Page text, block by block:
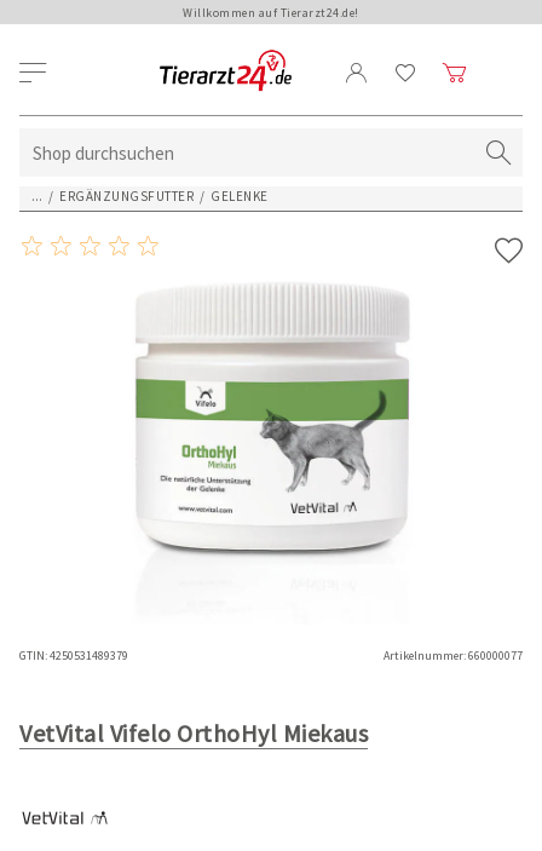
Willkommen auf Tierarzt24.de!
... / ERGÄNZUNGSFUTTER / GELENKE
GTIN:4250531489379 Artikelnummer:660000077
VetVital Vifelo OrthoHyl Miekaus